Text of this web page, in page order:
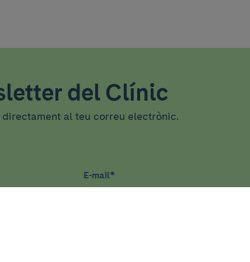
del Clínic
al teu correu electrònic.
E-mail*